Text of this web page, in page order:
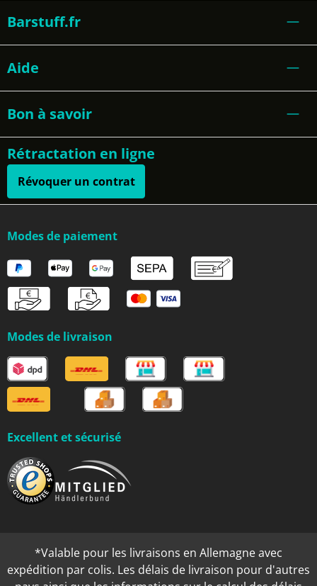
Barstuff.fr
Aide
Bon à savoir
Rétractation en ligne
Révoquer un contrat
Modes de paiement
Modes de livraison
Excellent et sécurisé
*Valable pour les livraisons en Allemagne avec
expédition par colis. Les délais de livraison pour d'autres